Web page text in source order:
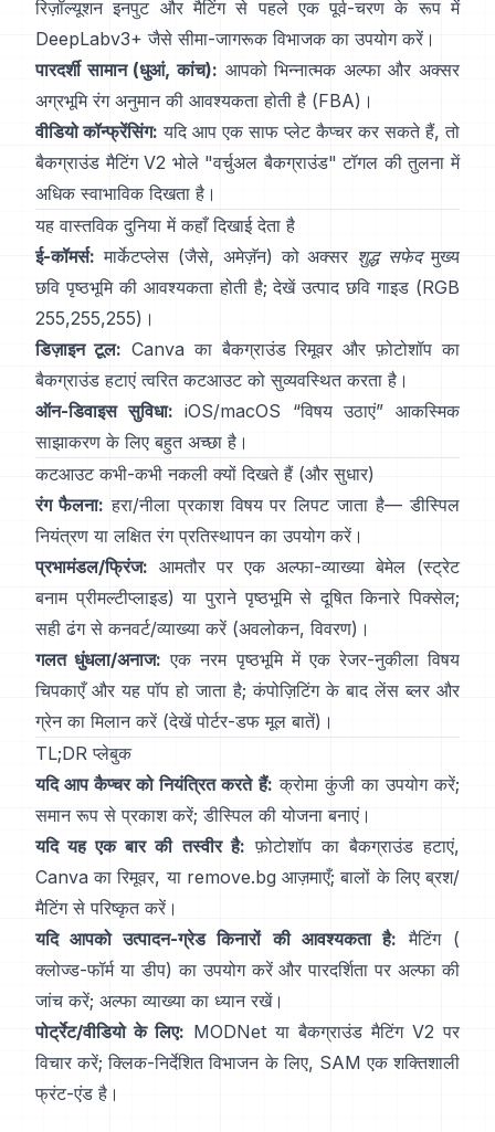
रिज़ॉल्यूशन इनपुट और मैटिंग से पहले एक पूर्व-चरण के रूप में
DeepLabv3+ जैसे सीमा-जागरूक विभाजक का उपयोग करें।
पारदर्शी सामान (धुआं, कांच): आपको भिन्नात्मक अल्फा और अक्सर
अग्रभूमि रंग अनुमान की आवश्यकता होती है (FBA)।
वीडियो कॉन्फ्रेंसिंग: यदि आप एक साफ प्लेट कैप्चर कर सकते हैं, तो
बैकग्राउंड मैटिंग V2 भोले "वर्चुअल बैकग्राउंड" टॉगल की तुलना में
अधिक स्वाभाविक दिखता है।
यह वास्तविक दुनिया में कहाँ दिखाई देता है
ई-कॉमर्स: मार्केटप्लेस (जैसे, अमेज़ॅन) को अक्सर शुद्ध सफेदमुख्य
छवि पृष्ठभूमि की आवश्यकता होती है; देखें उत्पाद छवि गाइड (RGB
255,255,255)।
डिज़ाइन टूल: Canva का बैकग्राउंड रिमूवर और फ़ोटोशॉप का
बैकग्राउंड हटाएं त्वरित कटआउट को सुव्यवस्थित करता है।
ऑन-डिवाइस सुविधा: iOS/macOS “विषय उठाएं” आकस्मिक
साझाकरण के लिए बहुत अच्छा है।
कटआउट कभी-कभी नकली क्यों दिखते हैं (और सुधार)
रंग फैलना: हरा/नीला प्रकाश विषय पर लिपट जाता है— डीस्पिल
नियंत्रण या लक्षित रंग प्रतिस्थापन का उपयोग करें।
प्रभामंडल/फ्रिंज: आमतौर पर एक अल्फा-व्याख्या बेमेल (स्ट्रेट
बनाम प्रीमल्टीप्लाइड) या पुराने पृष्ठभूमि से दूषित किनारे पिक्सेल;
सही ढंग से कनवर्ट/व्याख्या करें (अवलोकन, विवरण)।
गलत धुंधला/अनाज: एक नरम पृष्ठभूमि में एक रेजर-नुकीला विषय
चिपकाएँ और यह पॉप हो जाता है; कंपोज़िटिंग के बाद लेंस ब्लर और
ग्रेन का मिलान करें (देखें पोर्टर-डफ मूल बातें)।
TL;DR प्लेबुक
यदि आप कैप्चर को नियंत्रित करते हैं: क्रोमा कुंजी का उपयोग करें;
समान रूप से प्रकाश करें; डीस्पिल की योजना बनाएं।
यदि यह एक बार की तस्वीर है: फ़ोटोशॉप का बैकग्राउंड हटाएं,
Canva का रिमूवर, या remove.bgआज़माएँ; बालों के लिए ब्रश/
मैटिंग से परिष्कृत करें।
यदि आपको उत्पादन-ग्रेड किनारों की आवश्यकता है: मैटिंग (
क्लोज्ड-फॉर्म या डीप) का उपयोग करें और पारदर्शिता पर अल्फा की
जांच करें; अल्फा व्याख्या का ध्यान रखें।
पोर्ट्रेट/वीडियो के लिए: MODNet या बैकग्राउंड मैटिंग V2 पर
विचार करें; क्लिक-निर्देशित विभाजन के लिए, SAM एक शक्तिशाली
फ्रंट-एंड है।